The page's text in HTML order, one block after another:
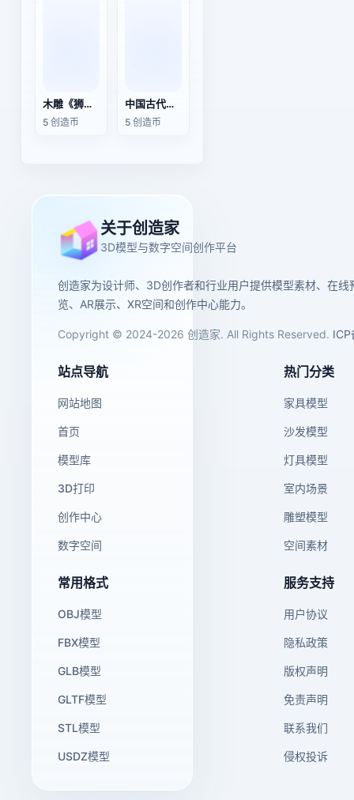
木雕《狮子山》
5 创造币
中国古代木雕
5 创造币
关于创造家
3D模型与数字空间创作平台
创造家为设计师、3D创作者和行业用户提供模型素材、在线
览、AR展示、XR空间和创作中心能力。
Copyright © 2024-2026 创造家. All Rights Reserved. ICP
站点导航
网站地图
首页
模型库
3D打印
创作中心
数字空间
热门分类
家具模型
沙发模型
灯具模型
室内场景
雕塑模型
空间素材
常用格式
OBJ模型
FBX模型
GLB模型
GLTF模型
STL模型
USDZ模型
服务支持
用户协议
隐私政策
版权声明
免责声明
联系我们
侵权投诉